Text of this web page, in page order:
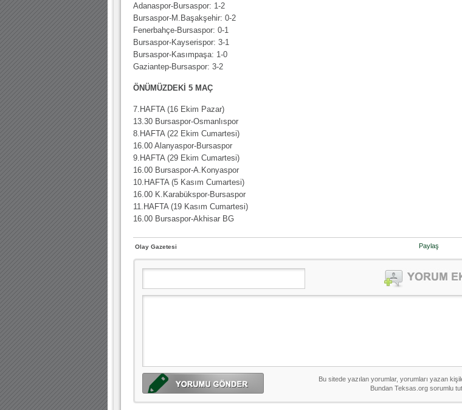
Adanaspor-Bursaspor: 1-2
Bursaspor-M.Başakşehir: 0-2
Fenerbahçe-Bursaspor: 0-1
Bursaspor-Kayserispor: 3-1
Bursaspor-Kasımpaşa: 1-0
Gaziantep-Bursaspor: 3-2
ÖNÜMÜZDEKİ 5 MAÇ
7.HAFTA (16 Ekim Pazar)
13.30 Bursaspor-Osmanlıspor
8.HAFTA (22 Ekim Cumartesi)
16.00 Alanyaspor-Bursaspor
9.HAFTA (29 Ekim Cumartesi)
16.00 Bursaspor-A.Konyaspor
10.HAFTA (5 Kasım Cumartesi)
16.00 K.Karabükspor-Bursaspor
11.HAFTA (19 Kasım Cumartesi)
16.00 Bursaspor-Akhisar BG
Olay Gazetesi Paylaş